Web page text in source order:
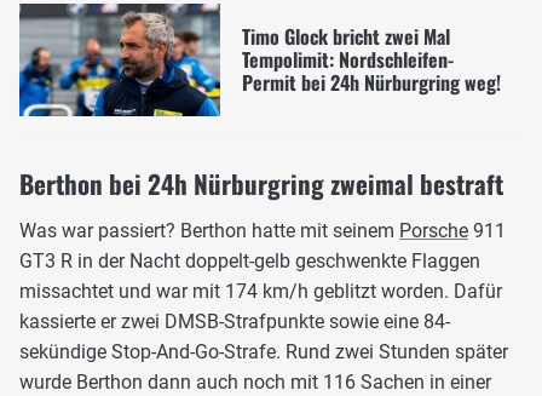
Timo Glock bricht zwei Mal
Tempolimit: Nordschleifen-
Permit bei 24h Nürburgring weg!
Berthon bei 24h Nürburgring zweimal bestraft
Was war passiert? Berthon hatte mit seinem Porsche 911
GT3 R in der Nacht doppelt-gelb geschwenkte Flaggen
missachtet und war mit 174 km/h geblitzt worden. Dafür
kassierte er zwei DMSB-Strafpunkte sowie eine 84-
sekündige Stop-And-Go-Strafe. Rund zwei Stunden später
wurde Berthon dann auch noch mit 116 Sachen in einer